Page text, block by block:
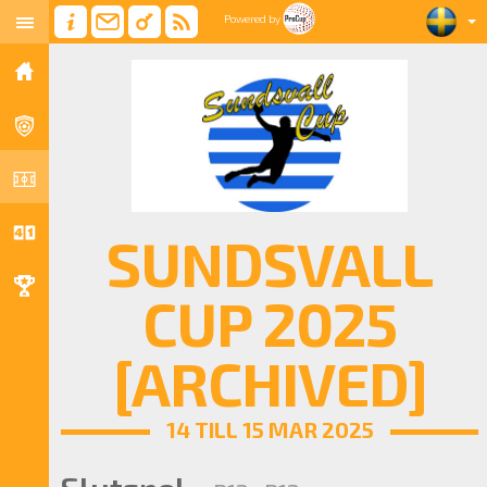
Powered by
SUNDSVALL
CUP 2025
[ARCHIVED]
14 TILL 15 MAR 2025